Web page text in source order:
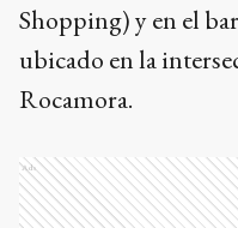
Shopping) y en el
ubicado en la
Rocamora.
Ads